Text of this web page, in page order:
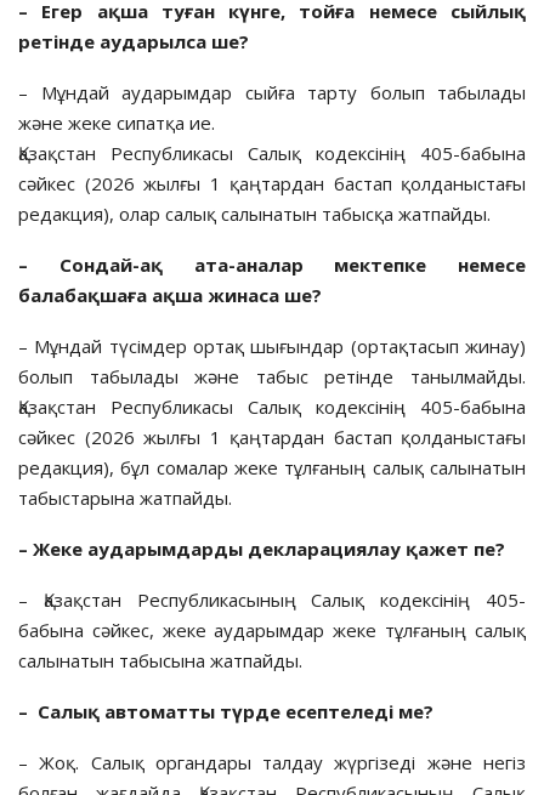
– Егер ақша туған күнге, тойға немесе сыйлық
ретінде аударылса ше?
– Мұндай аударымдар сыйға тарту болып табылады
және жеке сипатқа ие.
Қазақстан Республикасы Салық кодексінің 405-бабына
сәйкес (2026 жылғы 1 қаңтардан бастап қолданыстағы
редакция), олар салық салынатын табысқа жатпайды.
– Сондай-ақ ата-аналар мектепке немесе
балабақшаға ақша жинаса ше?
– Мұндай түсімдер ортақ шығындар (ортақтасып жинау)
болып табылады және табыс ретінде танылмайды.
Қазақстан Республикасы Салық кодексінің 405-бабына
сәйкес (2026 жылғы 1 қаңтардан бастап қолданыстағы
редакция), бұл сомалар жеке тұлғаның салық салынатын
табыстарына жатпайды.
– Жеке аударымдарды декларациялау қажет пе?
– Қазақстан Республикасының Салық кодексінің 405-
бабына сәйкес, жеке аударымдар жеке тұлғаның салық
салынатын табысына жатпайды.
– Салық автоматты түрде есептеледі ме?
– Жоқ. Салық органдары талдау жүргізеді және негіз